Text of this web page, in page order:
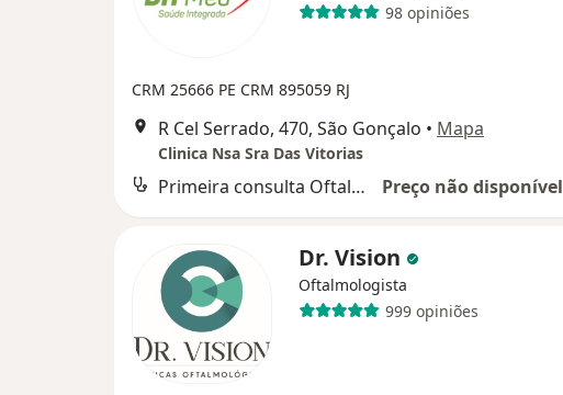
98 opiniões
CRM 25666 PE CRM 895059 RJ
R Cel Serrado, 470, São Gonçalo • Mapa
Clinica Nsa Sra Das Vitorias
Primeira consulta Oftalmologia Preço não disponível
Dr. Vision
Oftalmologista
999 opiniões